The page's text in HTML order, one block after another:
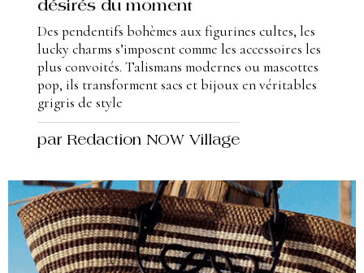
désirés du moment
Des pendentifs bohèmes aux figurines cultes, les
lucky charms s’imposent comme les accessoires les
plus convoités. Talismans modernes ou mascottes
pop, ils transforment sacs et bijoux en véritables
grigris de style
par Redaction NOW Village